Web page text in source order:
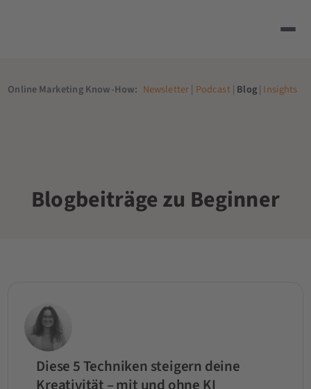
Online Marketing Know-How: Newsletter| Podcast| Blog| Insights
Blogbeiträge zu Beginner
Diese 5 Techniken steigern deine
Kreativität – mit und ohne KI